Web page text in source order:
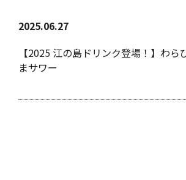
Quest
会社概要
Profile
2025.06.27
【2025 江の島ドリンク登場！】わら
まサワー